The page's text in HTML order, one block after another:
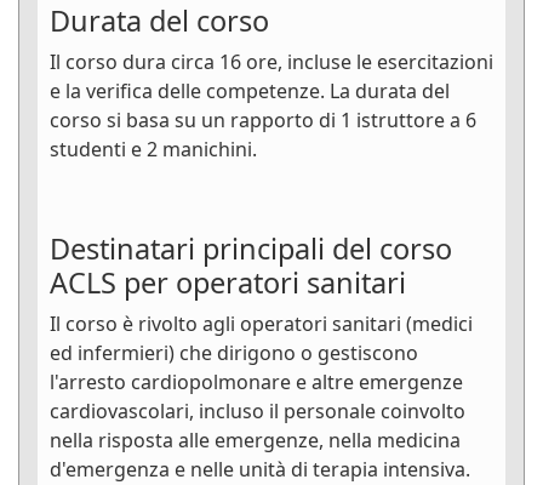
Durata del corso
Il corso dura circa 16 ore, incluse le esercitazioni
e la verifica delle competenze. La durata del
corso si basa su un rapporto di 1 istruttore a 6
studenti e 2 manichini.
Destinatari principali del corso
ACLS per operatori sanitari
Il corso è rivolto agli operatori sanitari (medici
ed infermieri) che dirigono o gestiscono
l'arresto cardiopolmonare e altre emergenze
cardiovascolari, incluso il personale coinvolto
nella risposta alle emergenze, nella medicina
d'emergenza e nelle unità di terapia intensiva.